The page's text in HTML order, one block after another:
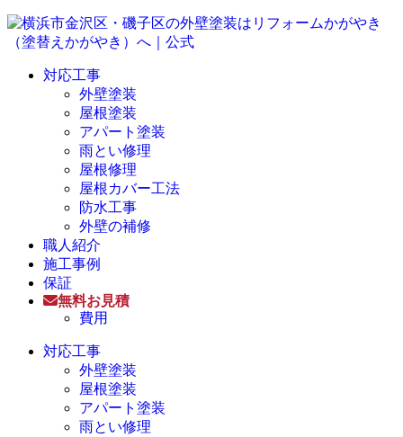
対応工事
外壁塗装
屋根塗装
アパート塗装
雨とい修理
屋根修理
屋根カバー工法
防水工事
外壁の補修
職人紹介
施工事例
保証
無料お見積
費用
対応工事
外壁塗装
屋根塗装
アパート塗装
雨とい修理